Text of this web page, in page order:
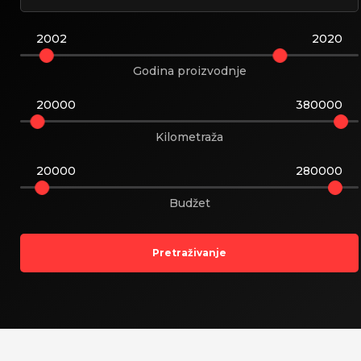
Land
Rover
2002 2020
Godina proizvodnje
20000 380000
Kilometraža
20000 280000
Budžet
Pretraživanje